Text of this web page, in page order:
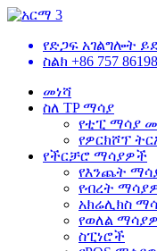
የድጋፍ አገልግሎት
ስልክ +86 757
መነሻ
ስለ TP ማሳያ
የቲፒ ማሳያ
የዎርክሾፕ
የችርቻሮ ማሳያዎች
የእንጨት
የብረት
አክሬሊክስ
የወለል
ስፒነሮች